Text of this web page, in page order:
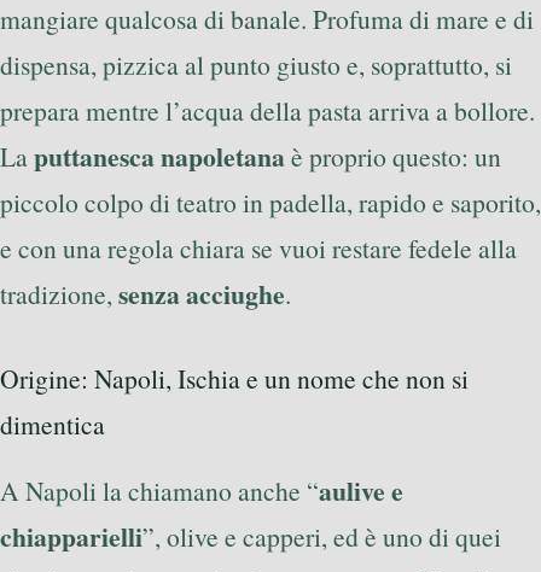
mangiare qualcosa di banale. Profuma di mare e di
dispensa, pizzica al punto giusto e, soprattutto, si
prepara mentre l’acqua della pasta arriva a bollore.
Laputtanesca napoletanaè proprio questo: un
piccolo colpo di teatro in padella, rapido e saporito,
e con una regola chiara se vuoi restare fedele alla
tradizione, senza acciughe.
Origine: Napoli, Ischia e un nome che non si
dimentica
A Napoli la chiamano anche “aulive e
chiapparielli”, olive e capperi, ed è uno di quei